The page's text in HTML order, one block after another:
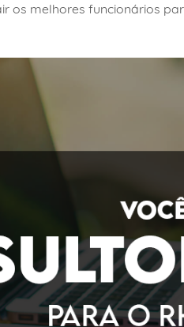
os melhores funcionários